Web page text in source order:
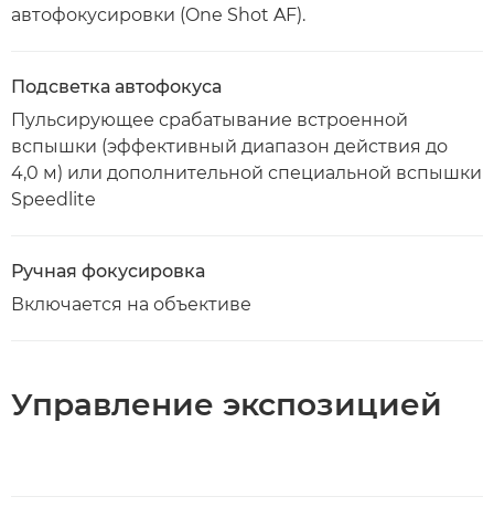
автофокусировки (One Shot AF).
Подсветка автофокуса
Пульсирующее срабатывание встроенной
вспышки (эффективный диапазон действия до
4,0 м) или дополнительной специальной вспышки
Speedlite
Ручная фокусировка
Включается на объективе
Управление экспозицией